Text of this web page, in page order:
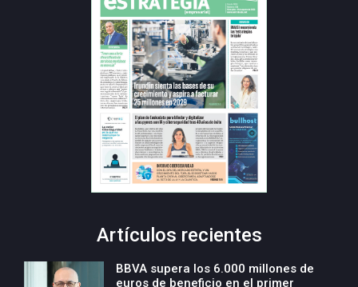
Artículos recientes
BBVA supera los 6.000 millones de
euros de beneficio en el primer